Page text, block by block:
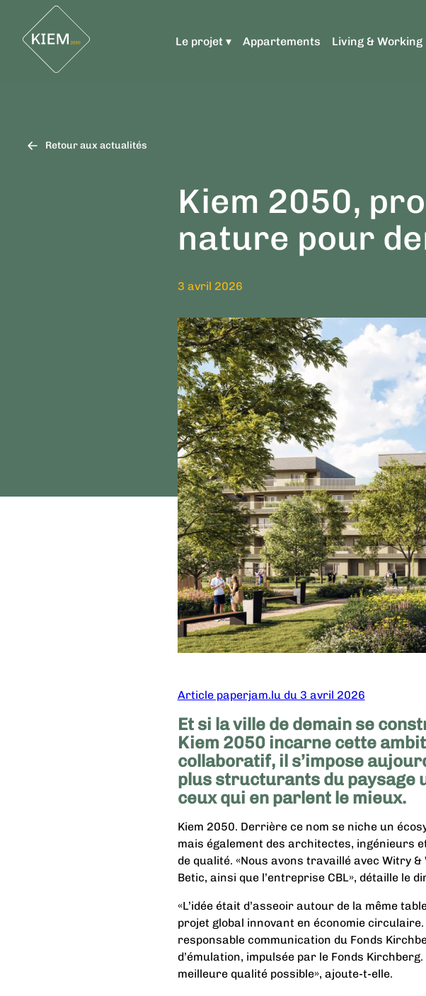
Le projet ▾ Appartements Living & Working
Retour aux actualités
Kiem 2050,
nature pour
3 avril 2026
Article paperjam.lu du 3 avril 2026
Et si la ville de demain se
Kiem 2050 incarne cette
collaboratif, il s’impose
plus structurants du paysage
ceux qui en parlent le mieux.
Kiem 2050. Derrière ce nom se niche un
mais également des architectes, ingénieurs
de qualité. «Nous avons travaillé avec Witry
Betic, ainsi que l’entreprise CBL», détaille le
«L’idée était d’asseoir autour de la même
projet global innovant en économie
responsable communication du Fonds
d’émulation, impulsée par le Fonds
meilleure qualité possible», ajoute-t-elle.